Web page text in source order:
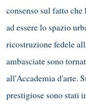
consenso sul fatto
ad essere lo spazio
ricostruzione fedele
ambasciate sono
all'Accademia d'arte.
prestigiose sono stati